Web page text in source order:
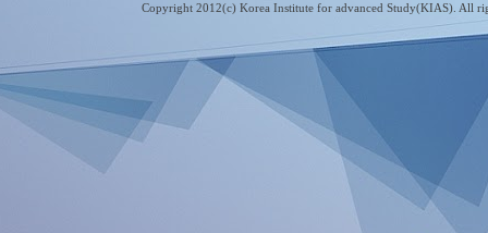
Copyright 2012(c) Korea Institute for advanced Study(KIAS). All